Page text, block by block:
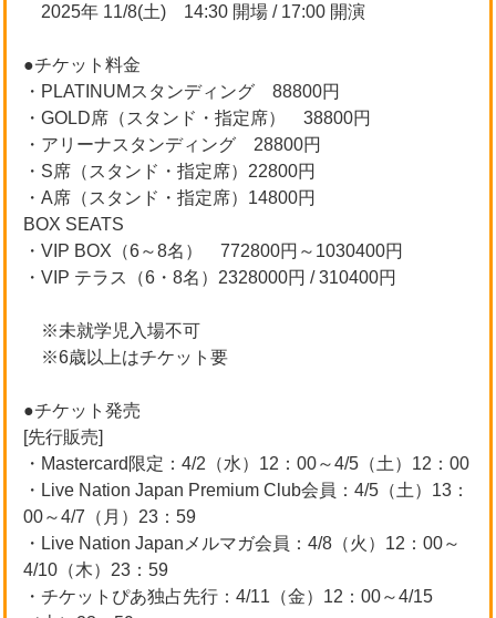
2025年 11/8(土) 14:30 開場 / 17:00 開演
●チケット料金
・PLATINUMスタンディング 88800円
・GOLD席（スタンド・指定席） 38800円
・アリーナスタンディング 28800円
・S席（スタンド・指定席）22800円
・A席（スタンド・指定席）14800円
BOX SEATS
・VIP BOX（6～8名） 772800円～1030400円
・VIP テラス（6・8名）2328000円 / 310400円
※未就学児入場不可
※6歳以上はチケット要
●チケット発売
[先行販売]
・Mastercard限定：4/2（水）12：00～4/5（土）12：00
・Live Nation Japan Premium Club会員：4/5（土）13：
00～4/7（月）23：59
・Live Nation Japanメルマガ会員：4/8（火）12：00～
4/10（木）23：59
・チケットぴあ独占先行：4/11（金）12：00～4/15